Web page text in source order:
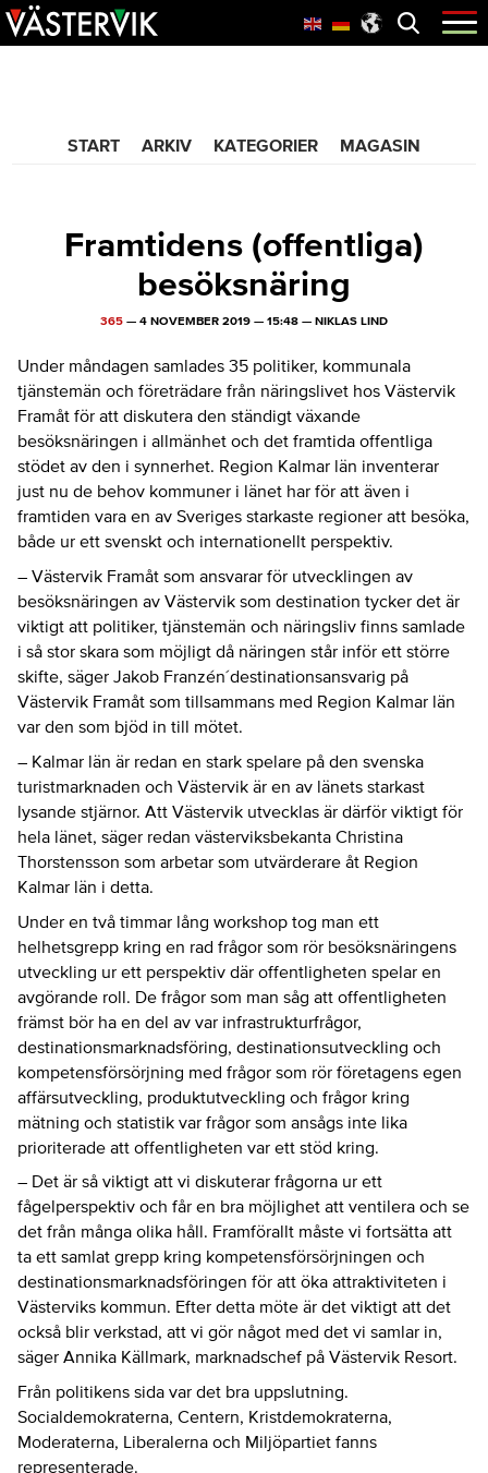
Hoppa
till
Skip
to
Hoppa
till
Öppna
menyn
START ARKIV KATEGORIER MAGASIN
Framtidens (offentliga)
besöksnäring
365 — 4 NOVEMBER 2019 — 15:48 — NIKLAS LIND
Under måndagen samlades 35 politiker, kommunala
tjänstemän och företrädare från näringslivet hos Västervik
Framåt för att diskutera den ständigt växande
besöksnäringen i allmänhet och det framtida offentliga
stödet av den i synnerhet. Region Kalmar län inventerar
just nu de behov kommuner i länet har för att även i
framtiden vara en av Sveriges starkaste regioner att besöka,
både ur ett svenskt och internationellt perspektiv.
– Västervik Framåt som ansvarar för utvecklingen av
besöksnäringen av Västervik som destination tycker det är
viktigt att politiker, tjänstemän och näringsliv finns samlade
i så stor skara som möjligt då näringen står inför ett större
skifte, säger Jakob Franzén´destinationsansvarig på
Västervik Framåt som tillsammans med Region Kalmar län
var den som bjöd in till mötet.
– Kalmar län är redan en stark spelare på den svenska
turistmarknaden och Västervik är en av länets starkast
lysande stjärnor. Att Västervik utvecklas är därför viktigt för
hela länet, säger redan västerviksbekanta Christina
Thorstensson som arbetar som utvärderare åt Region
Kalmar län i detta.
Under en två timmar lång workshop tog man ett
helhetsgrepp kring en rad frågor som rör besöksnäringens
utveckling ur ett perspektiv där offentligheten spelar en
avgörande roll. De frågor som man såg att offentligheten
främst bör ha en del av var infrastrukturfrågor,
destinationsmarknadsföring, destinationsutveckling och
kompetensförsörjning med frågor som rör företagens egen
affärsutveckling, produktutveckling och frågor kring
mätning och statistik var frågor som ansågs inte lika
prioriterade att offentligheten var ett stöd kring.
– Det är så viktigt att vi diskuterar frågorna ur ett
fågelperspektiv och får en bra möjlighet att ventilera och se
det från många olika håll. Framförallt måste vi fortsätta att
ta ett samlat grepp kring kompetensförsörjningen och
destinationsmarknadsföringen för att öka attraktiviteten i
Västerviks kommun. Efter detta möte är det viktigt att det
också blir verkstad, att vi gör något med det vi samlar in,
säger Annika Källmark, marknadschef på Västervik Resort.
Från politikens sida var det bra uppslutning.
Socialdemokraterna, Centern, Kristdemokraterna,
Moderaterna, Liberalerna och Miljöpartiet fanns
representerade.